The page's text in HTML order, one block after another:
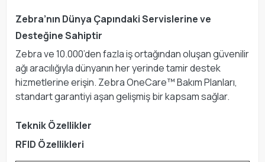
Zebra’nın Dünya Çapındaki Servislerine ve
Desteğine Sahiptir
Zebra ve 10.000’den fazla iş ortağından oluşan güvenilir
ağı aracılığıyla dünyanın her yerinde tamir destek
hizmetlerine erişin. Zebra OneCare™ Bakım Planları,
standart garantiyi aşan gelişmiş bir kapsam sağlar.
Teknik Özellikler
RFID Özellikleri